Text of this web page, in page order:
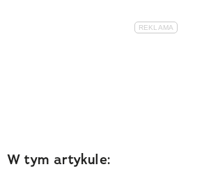
W tym artykule: